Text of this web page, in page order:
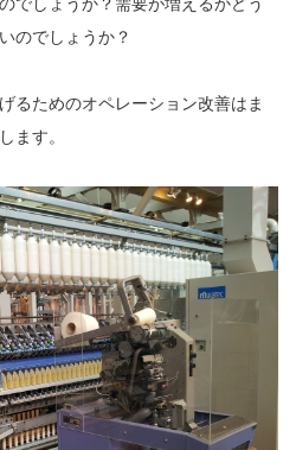
のでしょうか？
るためのオペレーション改善はま
ます。